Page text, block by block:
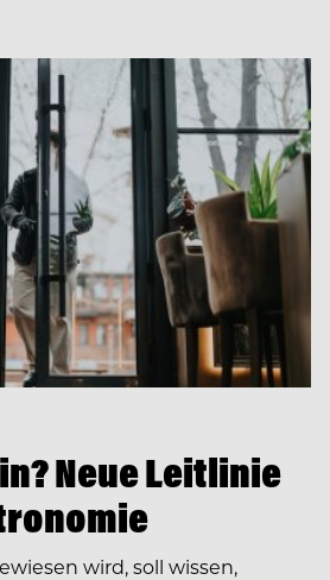
Neue Leitlinie
wird, soll wissen,